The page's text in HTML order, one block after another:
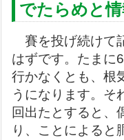
でたらめと
賽を投げ続けて
はずです。たまに
行かなくとも、根
うになります。そ
回出たとすると、
り、ことによると